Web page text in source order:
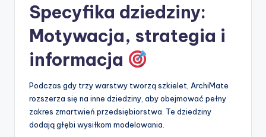
Specyfika dziedziny:
Motywacja, strategia i
informacja
Podczas gdy trzy warstwy tworzą szkielet, ArchiMate
rozszerza się na inne dziedziny, aby obejmować pełny
zakres zmartwień przedsiębiorstwa. Te dziedziny
dodają głębi wysiłkom modelowania.